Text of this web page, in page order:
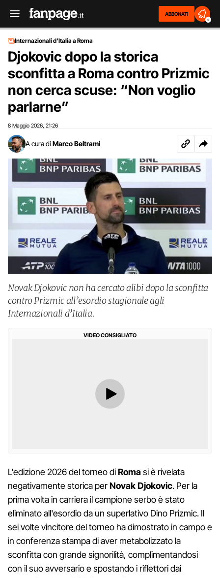
ABBONATI
2
Internazionali d'Italia a Roma
Djokovic dopo la storica
sconfitta a Roma contro Prizmic
non cerca scuse: “Non voglio
parlarne”
8 Maggio 2026 21:26
A cura di Marco Beltrami
Novak Djokovic non ha cercato alibi dopo la sconfitta
contro Prizmic all’esordio stagionale agli
Internazionali d’Italia.
VIDEO CONSIGLIATO
L'edizione 2026 del torneo diRomasi è rivelata
negativamente storica perNovak Djokovic. Per la
prima volta in carriera il campione serbo è stato
eliminato all'esordio da un superlativo Dino Prizmic. Il
sei volte vincitore del torneo ha dimostrato in campo e
in conferenza stampa di aver metabolizzato la
sconfitta con grande signorilità, complimentandosi
con il suo avversario e spostando i riflettori dai